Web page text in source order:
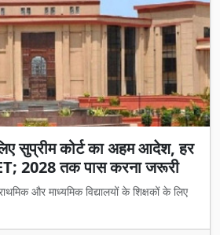
सुप्रीम कोर्ट का अहम आदेश, हर
2028 तक पास करना जरूरी
और माध्यमिक विद्यालयों के शिक्षकों के लिए